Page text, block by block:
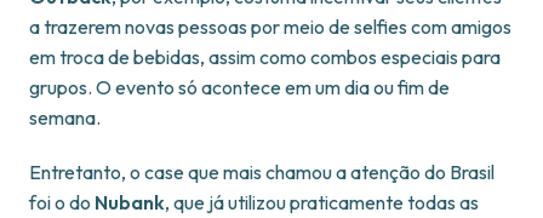
a trazerem novas pessoas por meio de selfies com amigos
em troca de bebidas, assim como combos especiais para
grupos. O evento só acontece em um dia ou fim de
semana.
Entretanto, o case que mais chamou a atenção do Brasil
foi o do Nubank, que já utilizou praticamente todas as